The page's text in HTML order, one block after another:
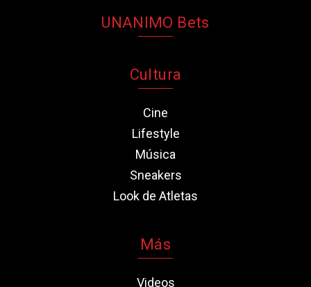
UNANIMO Bets
Cultura
Cine
Lifestyle
Música
Sneakers
Look de Atletas
Más
Videos